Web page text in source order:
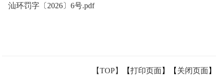
汕环罚字〔2026〕6号.pdf
【TOP】 【打印页面】【 关闭页面】